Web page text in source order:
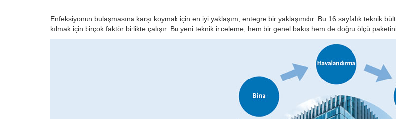
Enfeksiyonun bulaşmasına karşı koymak için en iyi yaklaşım, entegre bir yaklaşımdır. Bu 16 sayfalık teknik
kılmak için birçok faktör birlikte çalışır. Bu yeni teknik inceleme, hem bir genel bakış hem de doğru ölçü